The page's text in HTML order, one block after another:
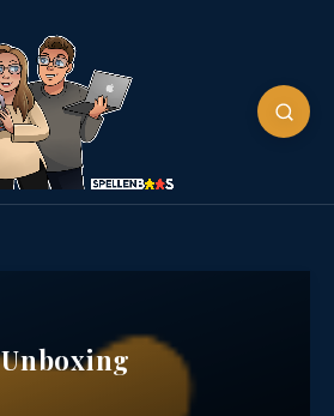
Unboxing